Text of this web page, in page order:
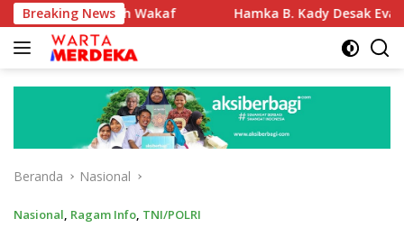
Langsung
ke
konten
Breaking News
Wakaf Hamka B. Kady Desak Evaluasi
Beranda Nasional
Nasional, Ragam Info, TNI/POLRI